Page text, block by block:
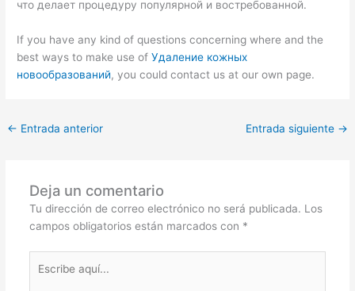
что делает процедуру популярной и востребованной.
If you have any kind of questions concerning where and the
best ways to make use ofУдаление кожных
новообразований, you could contact us at our own page.
← Entrada anterior Entrada siguiente →
Deja un comentario
Tu dirección de correo electrónico no será publicada. Los
campos obligatorios están marcados con *
aquí...